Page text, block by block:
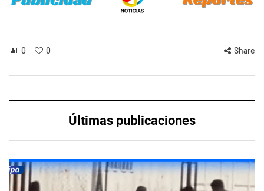
0 0 Share
Últimas publicaciones